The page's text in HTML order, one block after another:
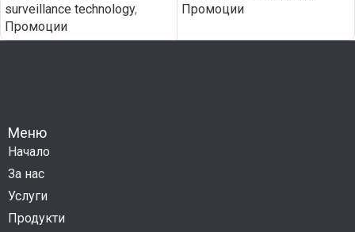
surveillance technology,
Промоции
Промоции
Меню
Начало
За нас
Услуги
Продукти